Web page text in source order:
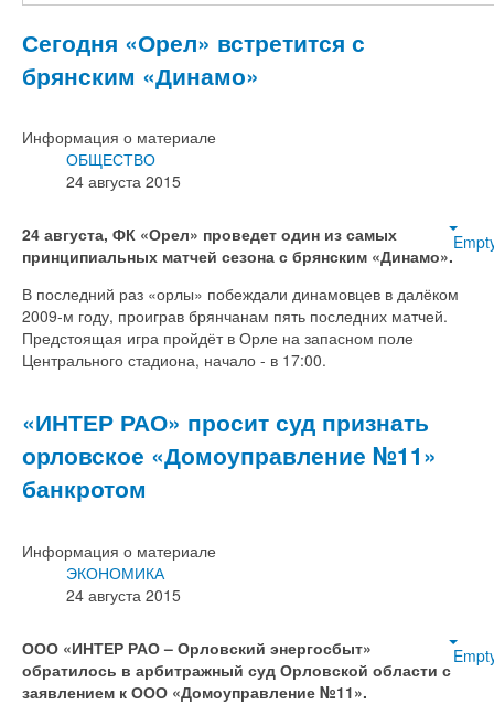
Сегодня «Орел» встретится с
брянским «Динамо»
Информация о материале
ОБЩЕСТВО
24 августа 2015
24 августа, ФК «Орел» проведет один из самых
принципиальных матчей сезона с брянским «Динамо».
В последний раз «орлы» побеждали динамовцев в далёком
2009-м году, проиграв брянчанам пять последних матчей.
Предстоящая игра пройдёт в Орле на запасном поле
Центрального стадиона, начало - в 17:00.
«ИНТЕР РАО» просит суд признать
орловское «Домоуправление №11»
банкротом
Информация о материале
ЭКОНОМИКА
24 августа 2015
ООО «ИНТЕР РАО – Орловский энергосбыт»
обратилось в арбитражный суд Орловской области с
заявлением к ООО «Домоуправление №11».